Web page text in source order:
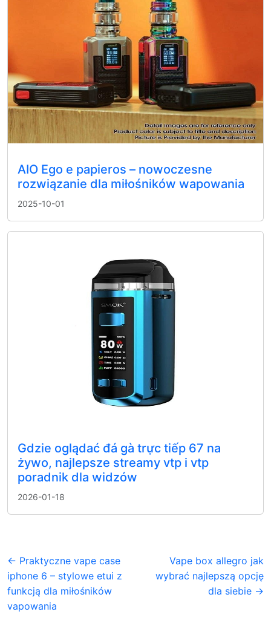
AIO Ego e papieros – nowoczesne
rozwiązanie dla miłośników wapowania
2025-10-01
Gdzie oglądać đá gà trực tiếp 67 na
żywo, najlepsze streamy vtp i vtp
poradnik dla widzów
2026-01-18
← Praktyczne vape case
iphone 6 – stylowe etui z
funkcją dla miłośników
vapowania
Vape box allegro jak
wybrać najlepszą opcję
dla siebie →